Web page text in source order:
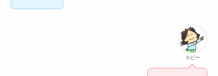
カピー